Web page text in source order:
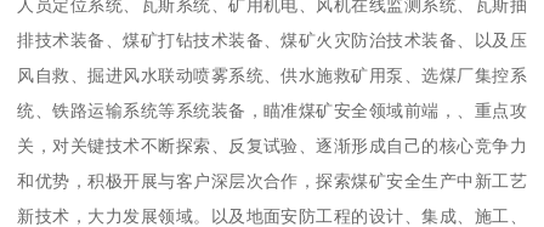
人员定位系统、瓦斯系统、矿用机电、风机在线监测系统、瓦斯抽
排技术装备、煤矿打钻技术装备、煤矿火灾防治技术装备、以及压
风自救、掘进风水联动喷雾系统、供水施救矿用泵、选煤厂集控系
统、铁路运输系统等系统装备，瞄准煤矿安全领域前端，、重点攻
关，对关键技术不断探索、反复试验、逐渐形成自己的核心竞争力
和优势，积极开展与客户深层次合作，探索煤矿安全生产中新工艺
新技术，大力发展领域。以及地面安防工程的设计、集成、施工、